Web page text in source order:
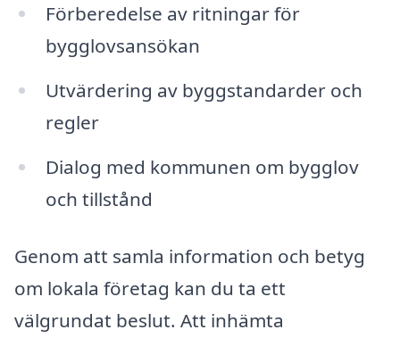
Förberedelse av ritningar för
bygglovsansökan
Utvärdering av byggstandarder och
regler
Dialog med kommunen om bygglov
och tillstånd
Genom att samla information och betyg
om lokala företag kan du ta ett
välgrundat beslut. Att inhämta